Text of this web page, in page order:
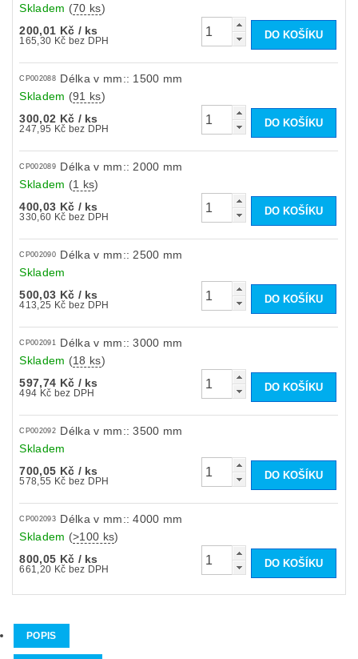
Skladem (70 ks)
200,01 Kč / ks
165,30 Kč bez DPH
CP002088
Délka v mm:: 1500 mm
Skladem (91 ks)
300,02 Kč / ks
247,95 Kč bez DPH
CP002089
Délka v mm:: 2000 mm
Skladem (1 ks)
400,03 Kč / ks
330,60 Kč bez DPH
CP002090
Délka v mm:: 2500 mm
Skladem
500,03 Kč / ks
413,25 Kč bez DPH
CP002091
Délka v mm:: 3000 mm
Skladem (18 ks)
597,74 Kč / ks
494 Kč bez DPH
CP002092
Délka v mm:: 3500 mm
Skladem
700,05 Kč / ks
578,55 Kč bez DPH
CP002093
Délka v mm:: 4000 mm
Skladem (>100 ks)
800,05 Kč / ks
661,20 Kč bez DPH
POPIS